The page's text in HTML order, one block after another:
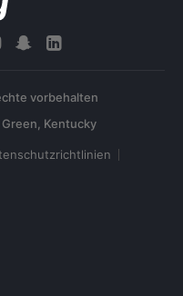
vorbehalten